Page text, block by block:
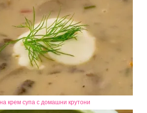
крем супа с домашни крутони